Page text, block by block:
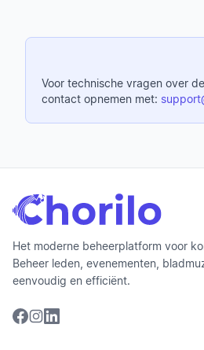
Voor technische vragen over
contact opnemen met:
Het moderne beheerplatform voor
Beheer leden, evenementen,
eenvoudig en efficiënt.